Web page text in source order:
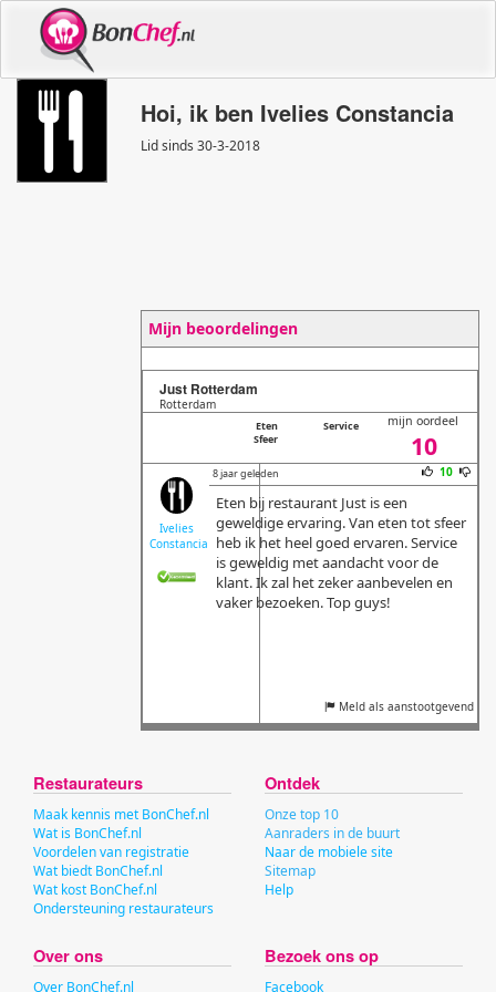
Hoi, ik ben Ivelies Constancia
Lid sinds 30-3-2018
Mijn beoordelingen
Just Rotterdam
Rotterdam
Eten
Service
Sfeer
mijn oordeel
10
Ivelies
Constancia
8 jaar geleden 10
Eten bij restaurant Just is een
geweldige ervaring. Van eten tot sfeer
heb ik het heel goed ervaren. Service
is geweldig met aandacht voor de
klant. Ik zal het zeker aanbevelen en
vaker bezoeken. Top guys!
Meld als aanstootgevend
Restaurateurs
Maak kennis met BonChef.nl
Wat is BonChef.nl
Voordelen van registratie
Wat biedt BonChef.nl
Wat kost BonChef.nl
Ondersteuning restaurateurs
Ontdek
Onze top 10
Aanraders in de buurt
Naar de mobiele site
Sitemap
Help
Over ons
Over BonChef.nl
Bezoek ons op
Facebook